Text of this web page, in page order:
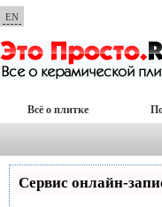
EN
Всё о плитке
Сервис онлайн-